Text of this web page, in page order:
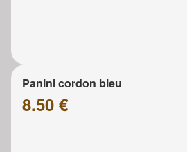
Panini cordon bleu
8.50 €